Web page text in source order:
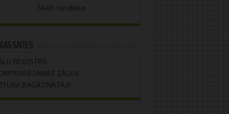
Skatīt rezultātus
saites
REĢISTRS
ZĀLES
BAGĀTINĀTĀJI